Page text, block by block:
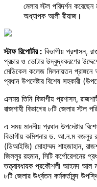
মেলার স্টল পরিদর্শন করেছেন
অধ্যাপক আলী রীয়াজ।
স্টাফ রিপোর্টার : বিভাগীয় প্রশাসন,
প্রচার ও ভোটার উদ্বুদ্ধকরণের
মেডিকেল কলেজ মিলনায়তন
প্রধান উপদেষ্টার বিশেষ সহকারী
এসময় তিনি বিভাগীয় প্রশাসন,
রাজশাহী বিভাগের ৮টি জেলার স্টল
এ সময় মাননীয় প্রধান উপদেষ্টার
বিভাগীয় কমিশনার ড. আ.ন.ম বজলুর
(ডিআইজি) মোহাম্মদ শাহজাহান,
জিললুর রহমান, সিটি কর্পোরেশনের
তত্ত্বাবধায়ক প্রকৌশলী আহমদ আল
৮টি জেলার উর্ধ্বতন কর্মকর্তাবৃন্দ